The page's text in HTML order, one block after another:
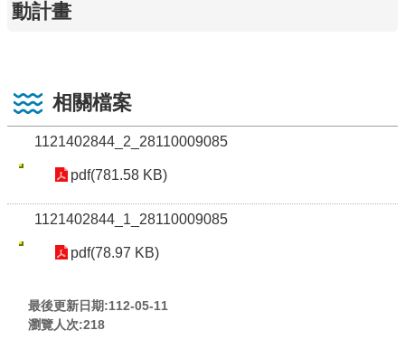
動計畫
相關檔案
1121402844_2_28110009085
pdf(781.58 KB)
1121402844_1_28110009085
pdf(78.97 KB)
最後更新日期:112-05-11
瀏覽人次:218